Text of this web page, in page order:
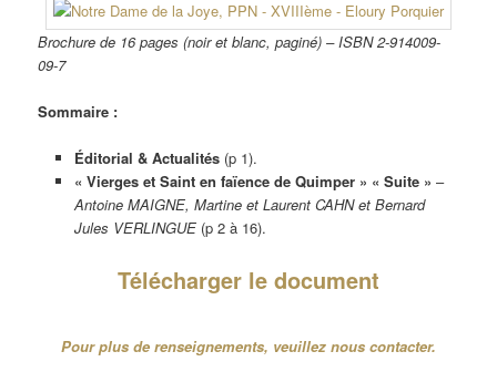
Brochure de 16 pages (noir et blanc, paginé) – ISBN 2-914009-
09-7
Sommaire :
Éditorial & Actualités(p 1).
« Vierges et Saint en faïence de Quimper » « Suite » –
Antoine MAIGNE, Martine et Laurent CAHN et Bernard
Jules VERLINGUE (p 2 à 16).
Télécharger le document
Pour plus de renseignements, veuillez nous contacter.